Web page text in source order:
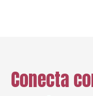
Conecta